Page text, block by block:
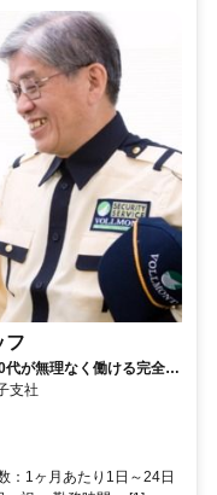
フ
が無理なく働ける完全自
支社
：1ヶ月あたり1日～24日